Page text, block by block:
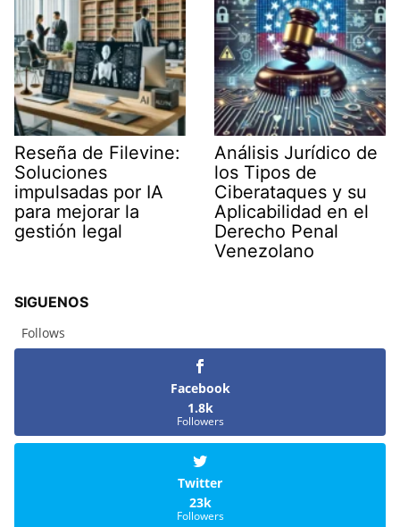
Reseña de Filevine:
Soluciones
impulsadas por IA
para mejorar la
gestión legal
Análisis Jurídico de
los Tipos de
Ciberataques y su
Aplicabilidad en el
Derecho Penal
Venezolano
SIGUENOS
Follows
Facebook
1.8k
Followers
Twitter
23k
Followers